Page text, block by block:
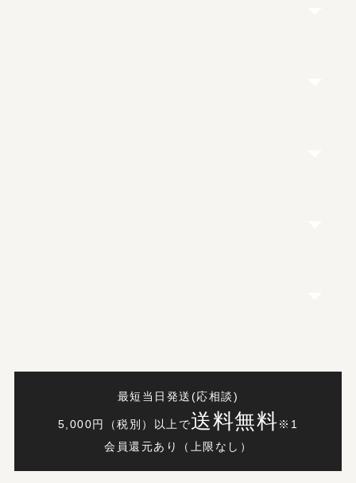
最短当日発送(応相談)
5,000円（税別）以上で送料無料※1
会員還元あり（上限なし）